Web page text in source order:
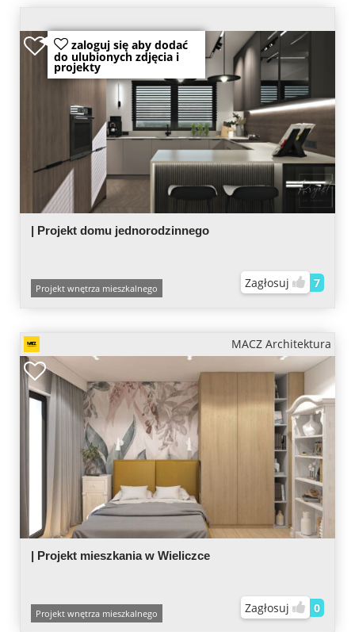
zaloguj się aby dodać
do ulubionych zdjęcia i
projekty
| Projekt domu jednorodzinnego
Projekt wnętrza mieszkalnego Zagłosuj 7
MACZ Architektura
| Projekt mieszkania w Wieliczce
Projekt wnętrza mieszkalnego Zagłosuj 0